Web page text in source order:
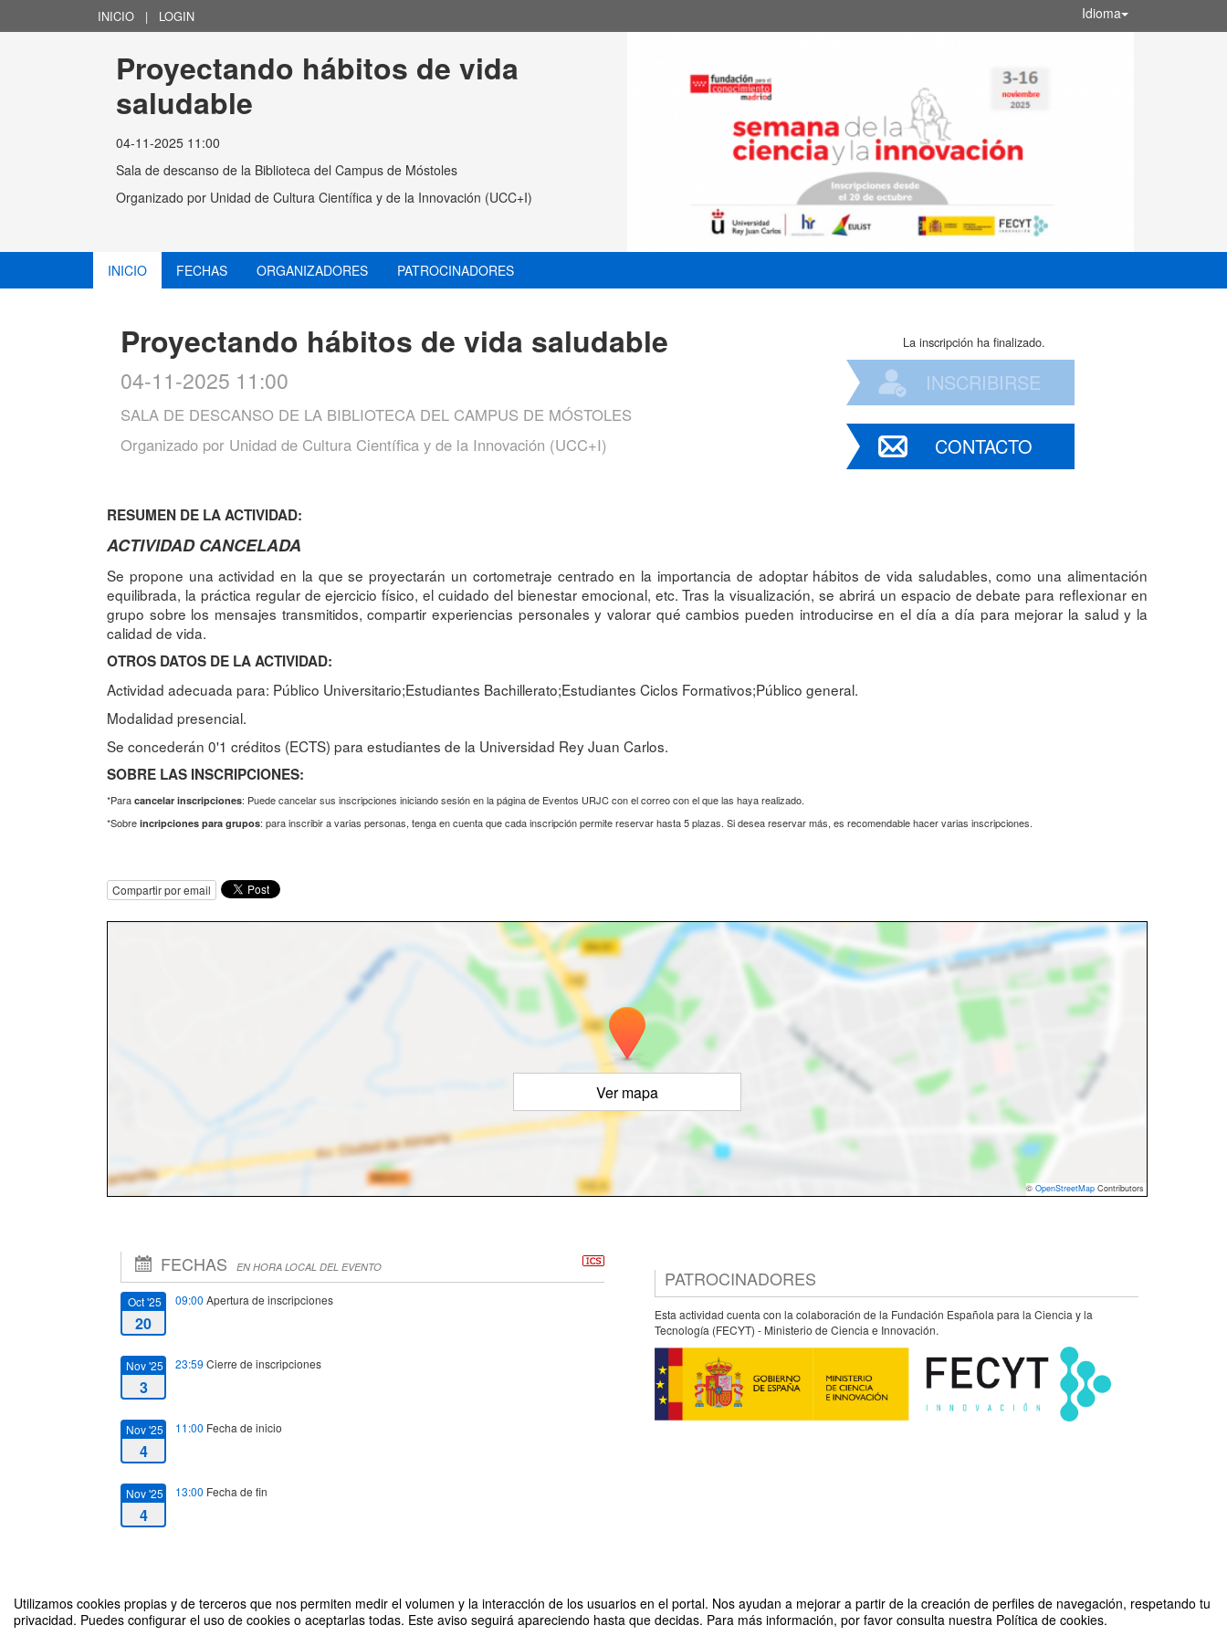
Utilizamos cookies propias y de terceros que nos permiten medir el volumen y la interacción de los usuarios en el portal. Nos ayudan a mejorar a partir de la creación de perfiles de navegación, respetando tu
privacidad. Puedes configurar el uso de cookies o aceptarlas todas. Este aviso seguirá apareciendo hasta que decidas. Para más información, por favor consulta nuestra Política de cookies.
INICIO | LOGIN Idioma
Proyectando hábitos de vida
saludable
04-11-2025 11:00
Sala de descanso de la Biblioteca del Campus de Móstoles
Organizado por Unidad de Cultura Científica y de la Innovación (UCC+I)
INICIO FECHAS ORGANIZADORES PATROCINADORES
Proyectando hábitos de vida saludable
04-11-2025 11:00
SALA DE DESCANSO DE LA BIBLIOTECA DEL CAMPUS DE MÓSTOLES
Organizado por Unidad de Cultura Científica y de la Innovación (UCC+I)
La inscripción ha finalizado.
INSCRIBIRSE
CONTACTO
RESUMEN DE LA ACTIVIDAD:
ACTIVIDAD CANCELADA
Se propone una actividad en la que se proyectarán un cortometraje centrado en la importancia de adoptar hábitos de vida saludables, como una alimentación
equilibrada, la práctica regular de ejercicio físico, el cuidado del bienestar emocional, etc. Tras la visualización, se abrirá un espacio de debate para reflexionar en
grupo sobre los mensajes transmitidos, compartir experiencias personales y valorar qué cambios pueden introducirse en el día a día para mejorar la salud y la
calidad de vida.
OTROS DATOS DE LA ACTIVIDAD:
Actividad adecuada para: Público Universitario;Estudiantes Bachillerato;Estudiantes Ciclos Formativos;Público general.
Modalidad presencial.
Se concederán 0'1 créditos (ECTS) para estudiantes de la Universidad Rey Juan Carlos.
SOBRE LAS INSCRIPCIONES:
*Para cancelar inscripciones: Puede cancelar sus inscripciones iniciando sesión en la página de Eventos URJC con el correo con el que las haya realizado.
*Sobre incripciones para grupos: para inscribir a varias personas, tenga en cuenta que cada inscripción permite reservar hasta 5 plazas. Si desea reservar más, es recomendable hacer varias inscripciones.
Compartir por email
Ver mapa
© OpenStreetMap Contributors
FECHAS EN HORA LOCAL DEL EVENTO
Oct '25
20
09:00 Apertura de inscripciones
Nov '25
3
23:59 Cierre de inscripciones
Nov '25
4
11:00 Fecha de inicio
Nov '25
4
13:00 Fecha de fin
PATROCINADORES
Esta actividad cuenta con la colaboración de la Fundación Española para la Ciencia y la
Tecnología (FECYT) - Ministerio de Ciencia e Innovación.
Proyectando hábitos de vida saludable Organizado por Unidad de Cultura Científica y de la Innovación (UCC+I)